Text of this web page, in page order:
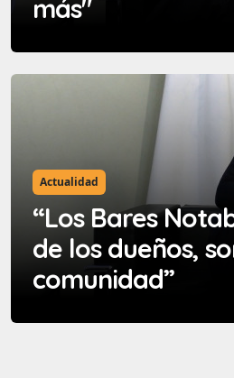
más"
Actualidad
“Los Bares
de los dueños,
comunidad”